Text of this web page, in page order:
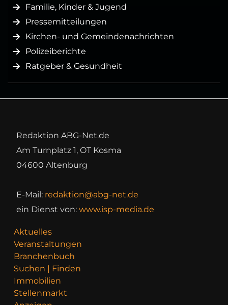
Familie, Kinder & Jugend
Pressemitteilungen
Kirchen- und Gemeindenachrichten
Polizeiberichte
Ratgeber & Gesundheit
Redaktion ABG-Net.de
Am Turnplatz 1, OT Kosma
04600 Altenburg
E-Mail: redaktion@abg-net.de
ein Dienst von: www.isp-media.de
Aktuelles
Veranstaltungen
Branchenbuch
Suchen | Finden
Immobilien
Stellenmarkt